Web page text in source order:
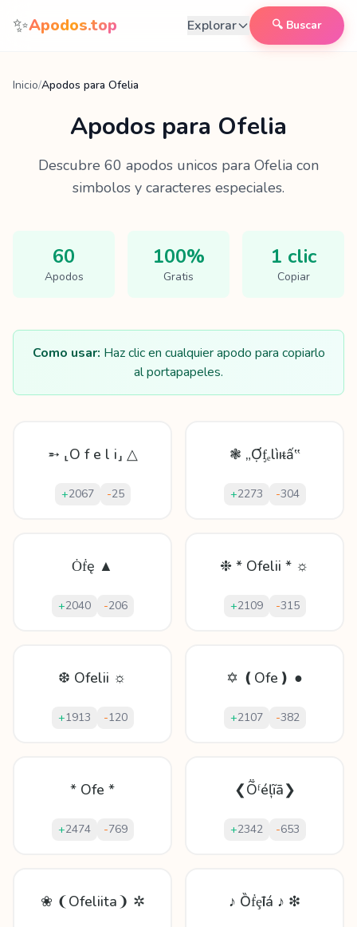
Saltar al contenido
✨Apodos.top Explorar 🔍 Buscar
Inicio/Apodos para Ofelia
Apodos para Ofelia
Descubre 60 apodos unicos para Ofelia con
simbolos y caracteres especiales.
60
Apodos
100%
Gratis
1 clic
Copiar
Como usar: Haz clic en cualquier apodo para copiarlo
al portapapeles.
➵ ⸤O f e l i⸥ △
+2067 -25
❃ „Ợᶂₑlìıᵵấ‟
+2273 -304
Ȯḟę ▲
+2040 -206
❉ * Ofelii * ☼
+2109 -315
❆ Ofelii ☼
+1913 -120
✡ ❪Ofe❫ ●
+2107 -382
* Ofe *
+2474 -769
❮Ṏᶠéļĩā❯
+2342 -653
❀ ❨Ofeliita❩ ✲ ♪ Ȍḟȩӏīá ♪ ❇